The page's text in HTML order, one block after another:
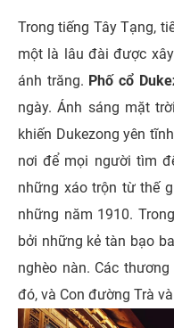
Trong tiếng Tây Tạng,
một là lâu đài được
ánh trăng. Phố cổ
ngày. Ánh sáng mặt
khiến Dukezong yên
nơi để mọi người tìm
những xáo trộn từ thế
những năm 1910.
bởi những kẻ tàn bạo
nghèo nàn. Các
đó, và Con đường Trà